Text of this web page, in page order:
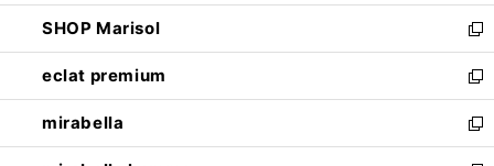
開
く
ウ
で
開
く
ン
ド
ウ
で
開
く
ウ
ィ
ン
ド
ウ
で
開
し
い
ウ
ィ
ン
ド
ウ
SHOP Marisol
新
し
い
ウ
ィ
ン
eclat premium
新
し
い
ウ
mirabella
新
し